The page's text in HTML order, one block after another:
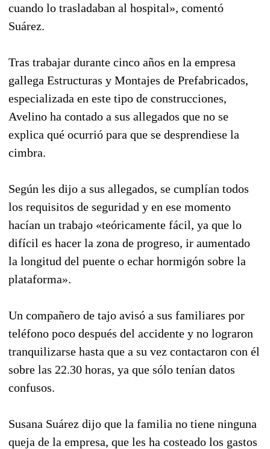
cuando lo trasladaban al hospital», comentó
Suárez.
Tras trabajar durante cinco años en la empresa
gallega Estructuras y Montajes de Prefabricados,
especializada en este tipo de construcciones,
Avelino ha contado a sus allegados que no se
explica qué ocurrió para que se desprendiese la
cimbra.
Según les dijo a sus allegados, se cumplían todos
los requisitos de seguridad y en ese momento
hacían un trabajo «teóricamente fácil, ya que lo
difícil es hacer la zona de progreso, ir aumentado
la longitud del puente o echar hormigón sobre la
plataforma».
Un compañero de tajo avisó a sus familiares por
teléfono poco después del accidente y no lograron
tranquilizarse hasta que a su vez contactaron con él
sobre las 22.30 horas, ya que sólo tenían datos
confusos.
Susana Suárez dijo que la familia no tiene ninguna
queja de la empresa, que les ha costeado los gastos